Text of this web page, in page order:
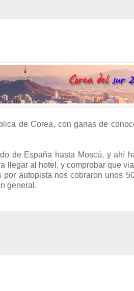
de Corea, con ganas de
de España hasta Moscú, y ahí
llegar al hotel, y comprobar que
autopista nos cobraron unos
general.